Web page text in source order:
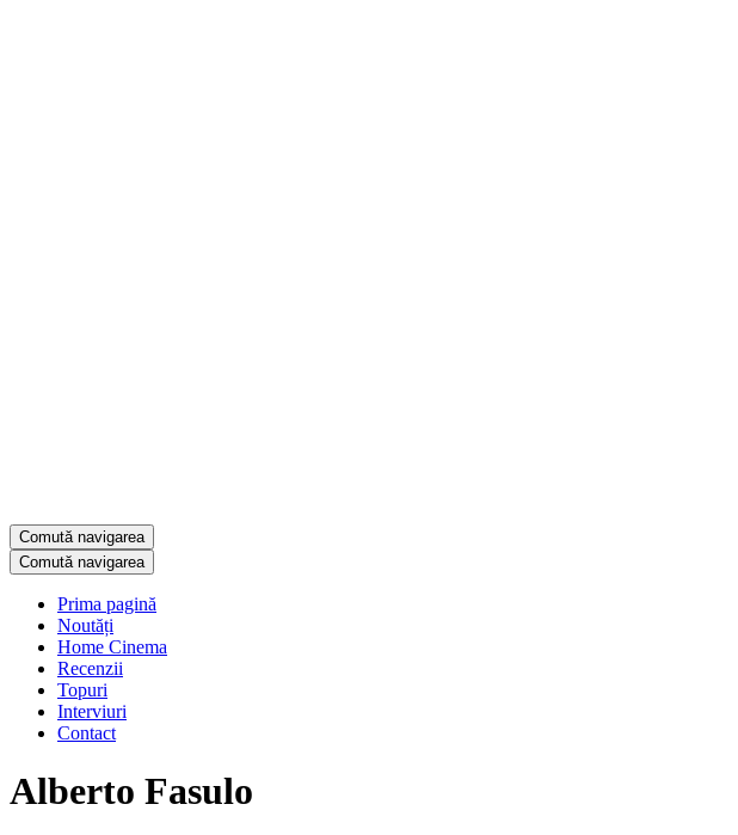
Comută navigarea
Comută navigarea
Prima pagină
Noutăți
Home Cinema
Recenzii
Topuri
Interviuri
Contact
Alberto Fasulo